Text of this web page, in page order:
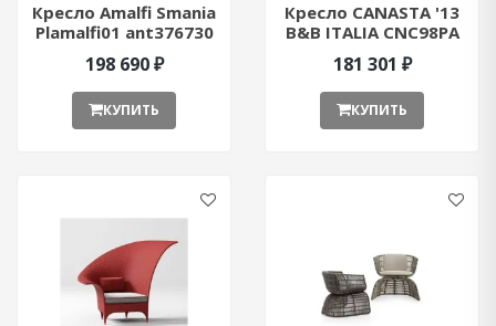
Кресло Amalfi Smania
Plamalfi01 ant376730
198 690 ₽
КУПИТЬ
Кресло CANASTA '13
B&B ITALIA CNC98PA
ant376841
181 301 ₽
КУПИТЬ